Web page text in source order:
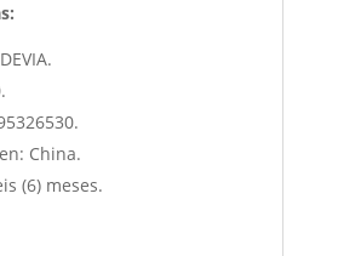
China.
(6) meses.